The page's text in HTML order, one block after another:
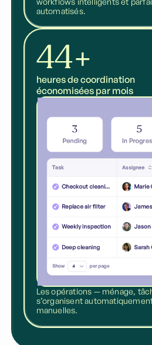
automatisés.
44+
heures de coordination
économisées par mois
Les opérations — ménage,
s’organisent
manuelles.